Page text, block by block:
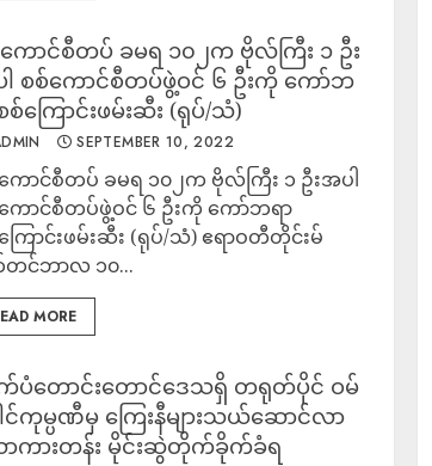
ောင်စီတပ် ခမရ ၁၀၂က ဗိုလ်ကြီး ၁ ဦး
စစ်ကောင်စီတပ်ဖွဲ့ဝင် ၆ ဦးကို ကော်ဘ
စ်ကြောင်းဖမ်းဆီး (ရုပ်/သံ)
SEPTEMBER 10, 2022
ောင်စီတပ် ခမရ ၁၀၂က ဗိုလ်ကြီး ၁ ဦးအပါ
ောင်စီတပ်ဖွဲ့ဝင် ၆ ဦးကို ကော်ဘရာ
ြောင်းဖမ်းဆီး (ရုပ်/သံ) ဧရာဝတီတိုင်းမ်
င်ဘာလ ၁၀...
MORE
တောင်းတောင်ဒေသရှိ တရုတ်ပိုင် ဝမ်
င်ကုမ္ပဏီမှ ကြေးနီများသယ်ဆောင်လာ
ကားတန်း မိုင်းဆွဲတိုက်ခိုက်ခံရ